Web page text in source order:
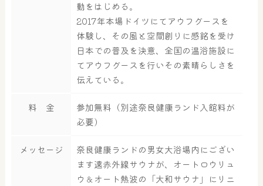
屋内レジャープール グルメ
動をはじめる。
2017年本場ドイツにてアウフグースを
体験し、その風と空間創りに感銘を受け
日本での普及を決意、全国の温浴施設に
てアウフグースを行いその素晴らしさを
伝えている。
料 金
参加無料（別途奈良健康ランド入館料が
必要）
メッセージ
奈良健康ランドの男女大浴場内にござい
ます遠赤外線サウナが、オートロウリュ
ウ＆オート熱波の「大和サウナ」にリニ